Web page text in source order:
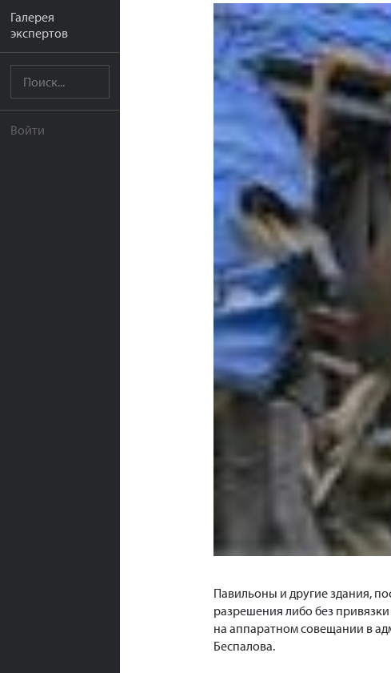
Галерея
экспертов
Войти
Павильоны и другие здания,
разрешения либо без
на аппаратном совещании в
Беспалова.